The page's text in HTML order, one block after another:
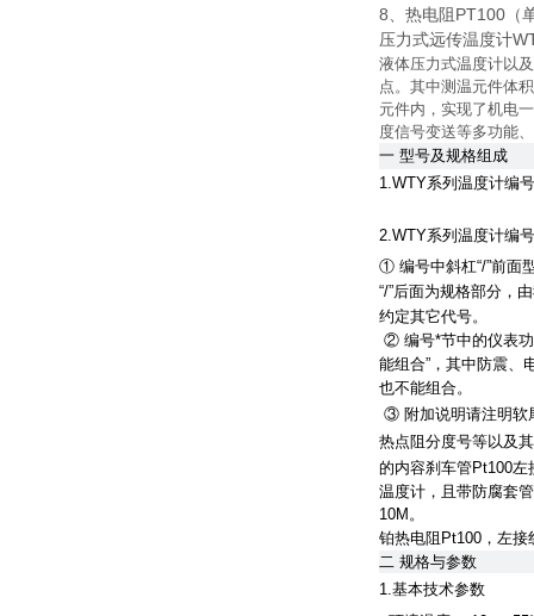
8、热电阻PT100（
压力式远传温度计
液体压力式温度计以
点。其中测温元件体
元件内，实现了机电
度信号变送等多功能
一 型号及规格组成
1.WTY系列温度计编
2.WTY系列温度计编
① 编号中斜杠“/”前面
“/”后面为规格部分，
约定其它代号。
② 编号*节中的仪表功
能组合”，其中防震、
也不能组合。
③ 附加说明请注明软
热点阻分度号等以及
的内容刹车管Pt100左
温度计，且带防腐套
10M。
铂热电阻Pt100，左接
二 规格与参数
1.基本技术参数